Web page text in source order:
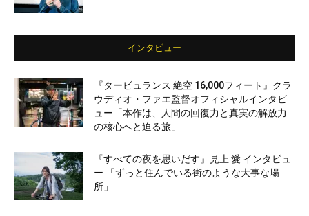
インタビュー
『タービュランス 絶空 16,000フィート』クラ
ウディオ・ファエ監督オフィシャルインタビ
ュー「本作は、人間の回復力と真実の解放力
の核心へと迫る旅」
『すべての夜を思いだす』見上 愛 インタビュ
ー 「ずっと住んでいる街のような大事な場
所」